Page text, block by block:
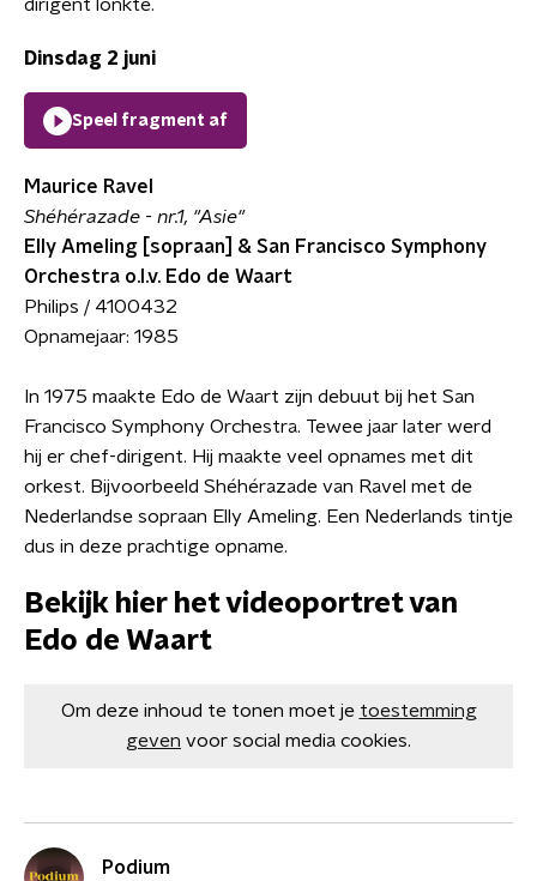
dirigent lonkte.
Dinsdag 2 juni
Speel fragment af
Maurice Ravel
Shéhérazade - nr.1, "Asie"
Elly Ameling [sopraan] & San Francisco Symphony
Orchestra o.l.v. Edo de Waart
Philips / 4100432
Opnamejaar: 1985
In 1975 maakte Edo de Waart zijn debuut bij het San
Francisco Symphony Orchestra. Tewee jaar later werd
hij er chef-dirigent. Hij maakte veel opnames met dit
orkest. Bijvoorbeeld Shéhérazade van Ravel met de
Nederlandse sopraan Elly Ameling. Een Nederlands tintje
dus in deze prachtige opname.
Bekijk hier het videoportret van
Edo de Waart
Om deze inhoud te tonen moet je toestemming
geven voor social media cookies.
Podium